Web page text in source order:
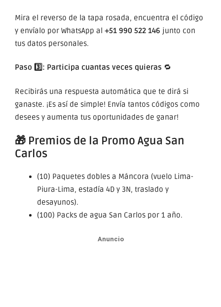
Mira el reverso de la tapa rosada, encuentra el código
y envíalo por WhatsApp al +51 990 522 146 junto con
tus datos personales.
Paso 3️⃣: Participa cuantas veces quieras 🔁
Recibirás una respuesta automática que te dirá si
ganaste. ¡Es así de simple! Envía tantos códigos como
desees y aumenta tus oportunidades de ganar!
🎁 Premios de la Promo Agua San
Carlos
(10) Paquetes dobles a Máncora (vuelo Lima-
Piura-Lima, estadía 4D y 3N, traslado y
desayunos).
(100) Packs de agua San Carlos por 1 año.
Anuncio